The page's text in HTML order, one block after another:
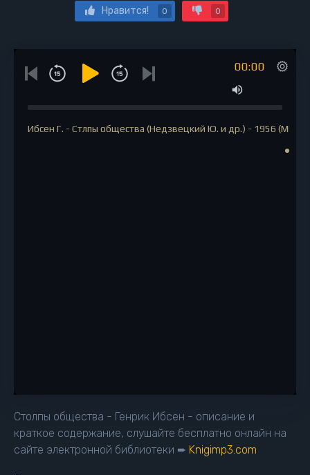
Нравится! 0 0
00:00
Ибсен Г. - Стлпы общества (Недзвецкий Ю. и др.) - 1956 (MP3)
Столпы общества - Генрик Ибсен - описание и
краткое содержание, слушайте бесплатно онлайн на
сайте электронной библиотеки ➨ Knigimp3.com